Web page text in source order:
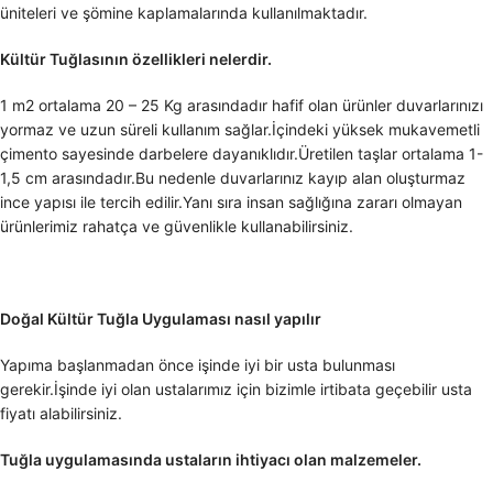
üniteleri ve şömine kaplamalarında kullanılmaktadır.
Kültür Tuğlasının özellikleri nelerdir.
1 m2 ortalama 20 – 25 Kg arasındadır hafif olan ürünler duvarlarınızı
yormaz ve uzun süreli kullanım sağlar.İçindeki yüksek mukavemetli
çimento sayesinde darbelere dayanıklıdır.Üretilen taşlar ortalama 1-
1,5 cm arasındadır.Bu nedenle duvarlarınız kayıp alan oluşturmaz
ince yapısı ile tercih edilir.Yanı sıra insan sağlığına zararı olmayan
ürünlerimiz rahatça ve güvenlikle kullanabilirsiniz.
Doğal Kültür Tuğla Uygulaması nasıl yapılır
Yapıma başlanmadan önce işinde iyi bir usta bulunması
gerekir.İşinde iyi olan ustalarımız için bizimle irtibata geçebilir usta
fiyatı alabilirsiniz.
Tuğla uygulamasında ustaların ihtiyacı olan malzemeler.